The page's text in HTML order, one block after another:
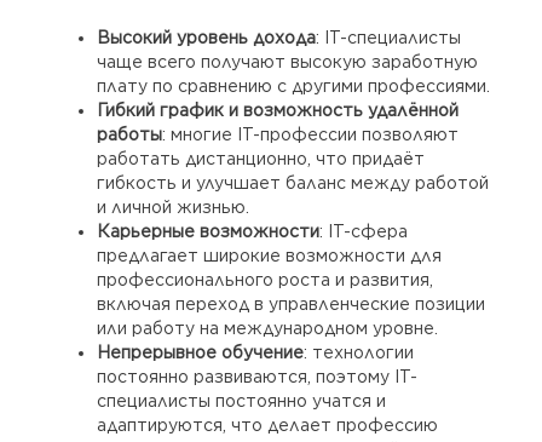
Высокий уровень дохода: IT-специалисты
чаще всего получают высокую заработную
плату по сравнению с другими профессиями.
Гибкий график и возможность удалённой
работы: многие IT-профессии позволяют
работать дистанционно, что придаёт
гибкость и улучшает баланс между работой
и личной жизнью.
Карьерные возможности: IT-сфера
предлагает широкие возможности для
профессионального роста и развития,
включая переход в управленческие позиции
или работу на международном уровне.
Непрерывное обучение: технологии
постоянно развиваются, поэтому IT-
специалисты постоянно учатся и
адаптируются, что делает профессию